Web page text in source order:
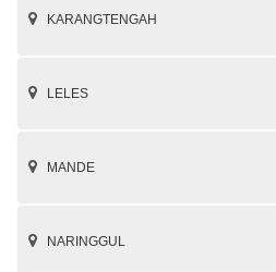
KARANGTENGAH
LELES
MANDE
NARINGGUL